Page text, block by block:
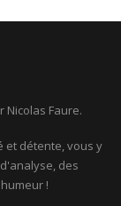
Nicolas Faure.
et détente, vous y
des
!